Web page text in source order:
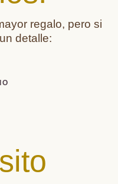
regalo, pero si
detalle: